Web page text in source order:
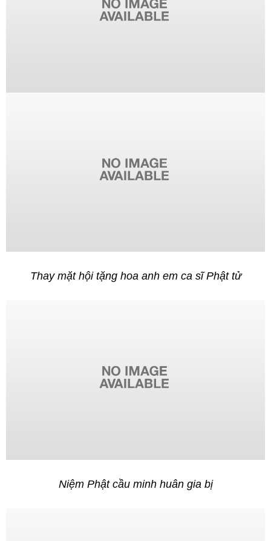
Thay mặt hội tặng hoa anh em ca sĩ Phật tử
Niệm Phật cầu minh huân gia bị